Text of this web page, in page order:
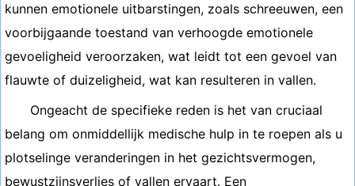
kunnen emotionele uitbarstingen, zoals schreeuwen, een
voorbijgaande toestand van verhoogde emotionele
gevoeligheid veroorzaken, wat leidt tot een gevoel van
flauwte of duizeligheid, wat kan resulteren in vallen.
Ongeacht de specifieke reden is het van cruciaal
belang om onmiddellijk medische hulp in te roepen als u
plotselinge veranderingen in het gezichtsvermogen,
bewustzijnsverlies of vallen ervaart. Een